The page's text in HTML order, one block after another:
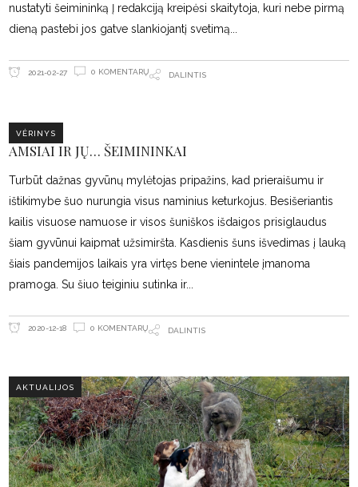
nustatyti šeimininką Į redakciją kreipėsi skaitytoja, kuri nebe pirmą
dieną pastebi jos gatve slankiojantį svetimą
2021-02-27 0 KOMENTARŲ DALINTIS
VĖRINYS
AMSIAI IR JŲ… ŠEIMININKAI
Turbūt dažnas gyvūnų mylėtojas pripažins, kad prieraišumu ir
ištikimybe šuo nurungia visus naminius keturkojus. Besišeriantis
kailis visuose namuose ir visos šuniškos išdaigos prisiglaudus
šiam gyvūnui kaipmat užsimiršta. Kasdienis šuns išvedimas į lauką
šiais pandemijos laikais yra virtęs bene vienintele įmanoma
pramoga. Su šiuo teiginiu sutinka ir
2020-12-18 0 KOMENTARŲ DALINTIS
AKTUALIJOS